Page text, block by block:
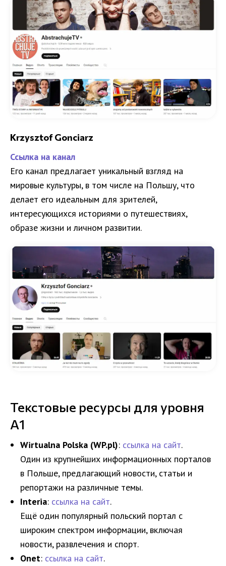
Krzysztof Gonciarz
Ссылка на канал
Его канал предлагает уникальный взгляд на
мировые культуры, в том числе на Польшу, что
делает его идеальным для зрителей,
интересующихся историями о путешествиях,
образе жизни и личном развитии.
Текстовые ресурсы для уровня
A1
Wirtualna Polska (WP.pl): ссылка на сайт.
Один из крупнейших информационных порталов
в Польше, предлагающий новости, статьи и
репортажи на различные темы.
Interia: ссылка на сайт.
Ещё один популярный польский портал с
широким спектром информации, включая
новости, развлечения и спорт.
Onet: ссылка на сайт.